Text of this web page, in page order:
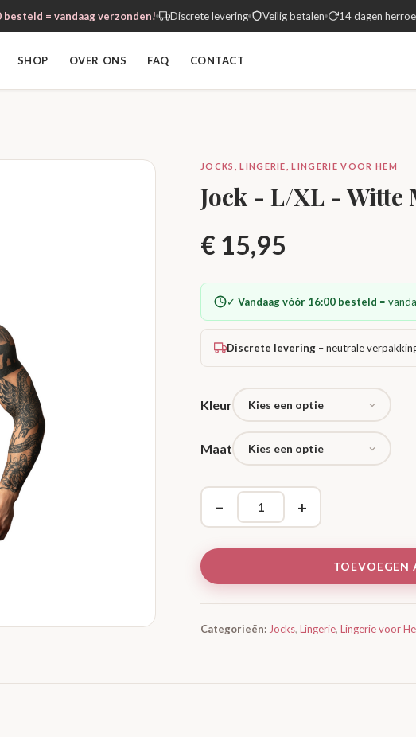
besteld = vandaag verzonden! Discrete levering Veilig betalen 14 dagen
SHOP OVER ONS FAQ CONTACT
JOCKS, LINGERIE, LINGERIE VOOR HEM
Jock - L/XL - Witte
€ 15,95
✓ Vandaag vóór 16:00 besteld =
Discrete levering – neutrale
Kleur
Maat
− +
TOEVOEGEN
Categorieën: Jocks, Lingerie, Lingerie voor